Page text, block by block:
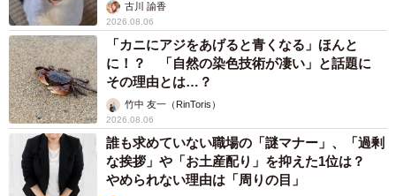
古川 諭香
2026.08.06
「カニにアジをあげると青くなる」ほんと
に！？ 「自然の染色技術が凄い」と話題に
その理由とは…？
竹中 友一（RinToris）
2026.08.06
誰も求めていない職場の「謎マナー」、「過剰
な挨拶」や「お土産配り」を抑えた1位は？
やめられない理由は「周りの目」